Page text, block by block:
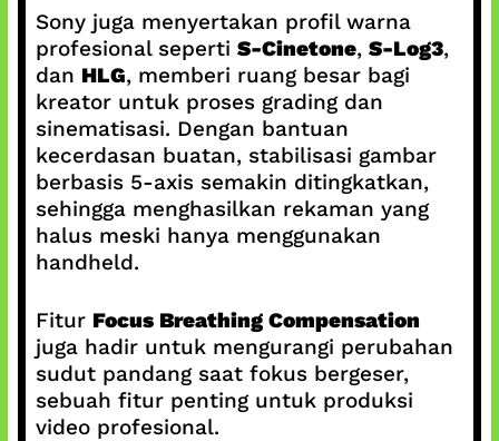
Sony juga menyertakan profil warna
profesional seperti S-Cinetone, S-Log3,
dan HLG, memberi ruang besar bagi
kreator untuk proses grading dan
sinematisasi. Dengan bantuan
kecerdasan buatan, stabilisasi gambar
berbasis 5-axis semakin ditingkatkan,
sehingga menghasilkan rekaman yang
halus meski hanya menggunakan
handheld.
Fitur Focus Breathing Compensation
juga hadir untuk mengurangi perubahan
sudut pandang saat fokus bergeser,
sebuah fitur penting untuk produksi
video profesional.